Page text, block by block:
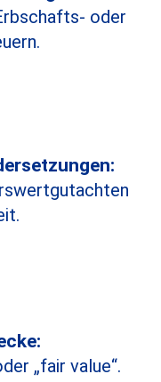
oder
„fair value“.